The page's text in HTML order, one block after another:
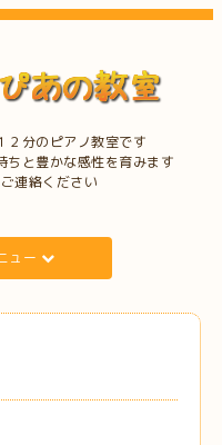
２分のピアノ教室です
ちと豊かな感性を育みます
連絡ください
ュー